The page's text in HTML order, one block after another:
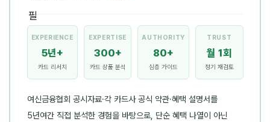
EXPERIENCE
5년+
카드 리서치
EXPERTISE
300+
카드 상품 분석
AUTHORITY
80+
심층 가이드
TRUST
월 1회
정기 재검토
여신금융협회 공시자료·각 카드사 공식 약관·혜택 설명서를
5년여간 직접 분석한 경험을 바탕으로, 단순 혜택 나열이 아닌